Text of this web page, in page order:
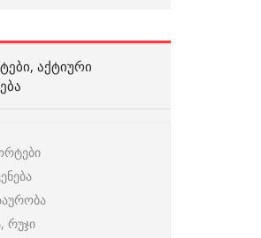
ᲐᲥᲢᲘᲣᲠᲘ
რუჯი